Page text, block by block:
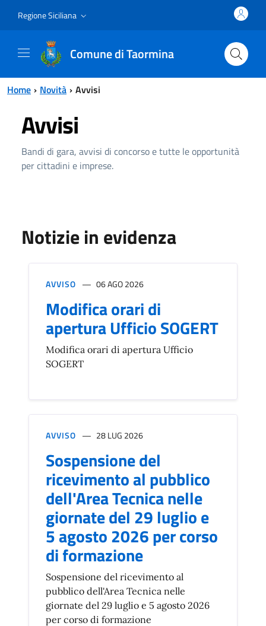
Regione Siciliana
Comune di Taormina
Home Novità Avvisi
Avvisi
Bandi di gara, avvisi di concorso e tutte le opportunità
per cittadini e imprese.
Notizie in evidenza
AVVISO 06 AGO 2026
Modifica orari di
apertura Ufficio SOGERT
Modifica orari di apertura Ufficio
SOGERT
AVVISO 28 LUG 2026
Sospensione del
ricevimento al pubblico
dell'Area Tecnica nelle
giornate del 29 luglio e
5 agosto 2026 per corso
di formazione
Sospensione del ricevimento al
pubblico dell'Area Tecnica nelle
giornate del 29 luglio e 5 agosto 2026
per corso di formazione